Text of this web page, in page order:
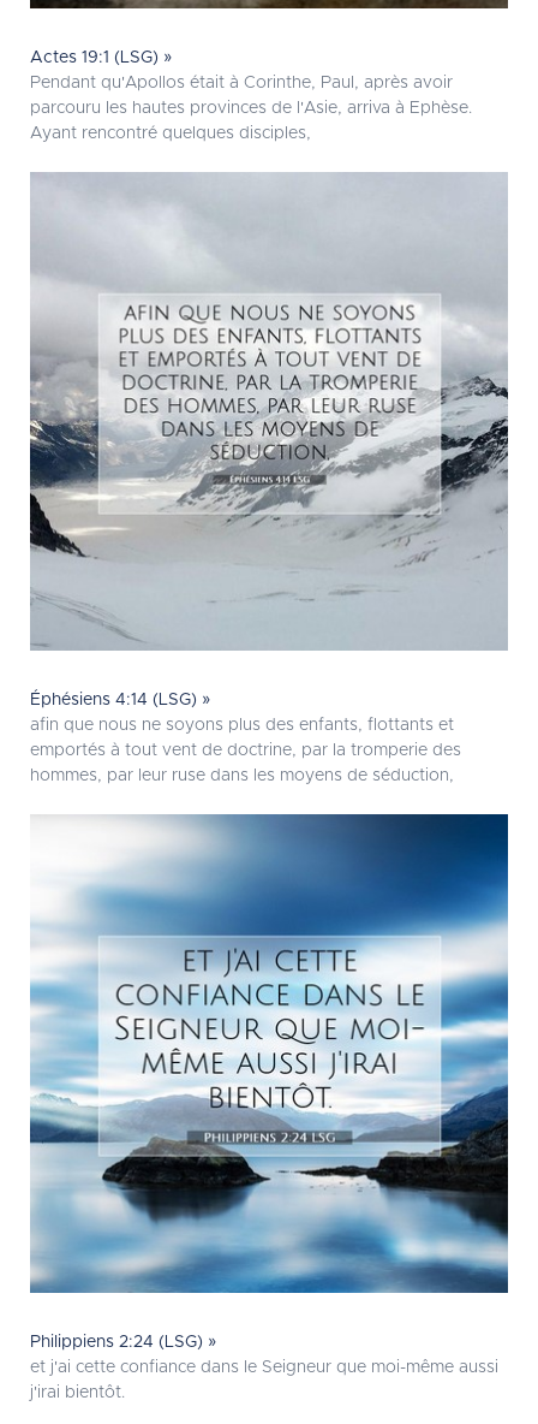
Actes 19:1 (LSG) »
Pendant qu'Apollos était à Corinthe, Paul, après avoir
parcouru les hautes provinces de l'Asie, arriva à Ephèse.
Ayant rencontré quelques disciples,
Éphésiens 4:14 (LSG) »
afin que nous ne soyons plus des enfants, flottants et
emportés à tout vent de doctrine, par la tromperie des
hommes, par leur ruse dans les moyens de séduction,
Philippiens 2:24 (LSG) »
et j'ai cette confiance dans le Seigneur que moi-même aussi
j'irai bientôt.